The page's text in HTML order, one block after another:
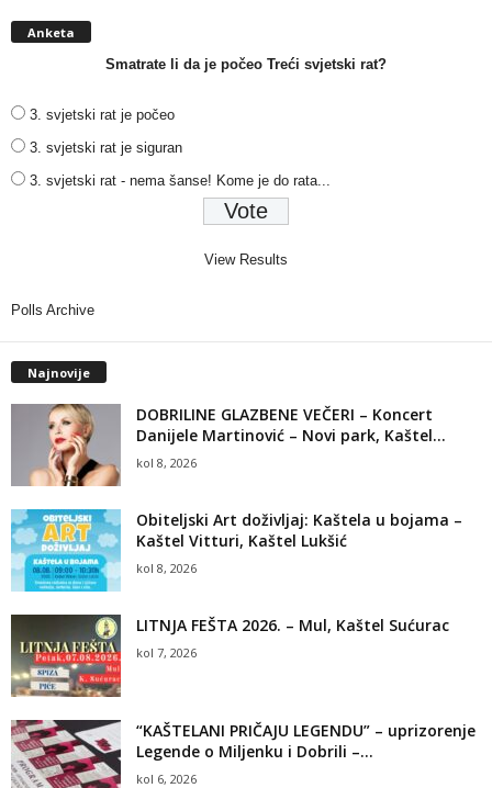
Anketa
Smatrate li da je počeo Treći svjetski rat?
3. svjetski rat je počeo
3. svjetski rat je siguran
3. svjetski rat - nema šanse! Kome je do rata...
View Results
Polls Archive
Najnovije
DOBRILINE GLAZBENE VEČERI – Koncert
Danijele Martinović – Novi park, Kaštel...
kol 8, 2026
Obiteljski Art doživljaj: Kaštela u bojama –
Kaštel Vitturi, Kaštel Lukšić
kol 8, 2026
LITNJA FEŠTA 2026. – Mul, Kaštel Sućurac
kol 7, 2026
“KAŠTELANI PRIČAJU LEGENDU” – uprizorenje
Legende o Miljenku i Dobrili –...
kol 6, 2026